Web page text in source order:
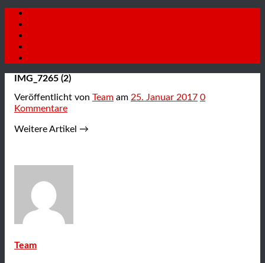
IMG_7265 (2)
Veröffentlicht von Team am 25. Januar 2017 0
Kommentare
Weitere Artikel →
Team